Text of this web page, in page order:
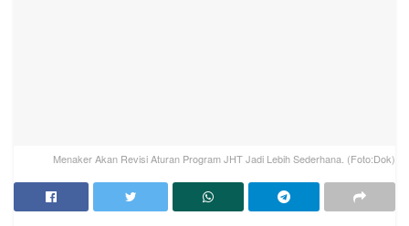
Menaker Akan Revisi Aturan Program JHT Jadi Lebih Sederhana. (Foto:Dok)